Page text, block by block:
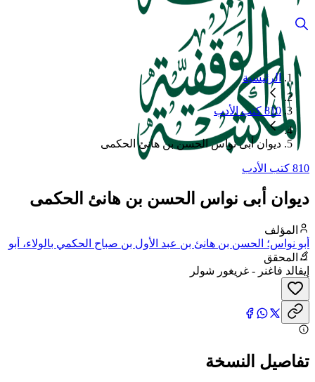
الرئيسية
810 كتب الأدب
ديوان أبى نواس الحسن بن هانئ الحكمى
810 كتب الأدب
ديوان أبى نواس الحسن بن هانئ الحكمى
المؤلف
أبو نواس؛ الحسن بن هانئ بن عبد الأول بن صباح الحكمي بالولاء، أبو
نواسالمحقق
إيفالد فاغنر - غريغور شولر
تفاصيل النسخة